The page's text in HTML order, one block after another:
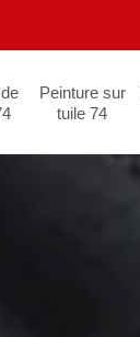
Peinture sur
tuile 74